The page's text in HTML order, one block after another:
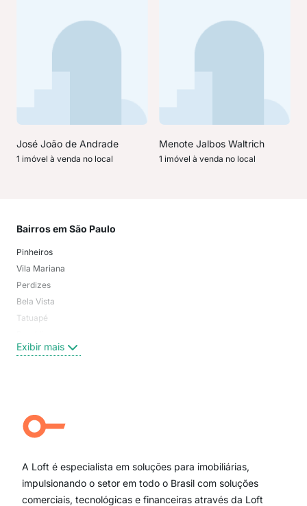
José João de Andrade
1 imóvel à venda no local
Menote Jalbos Waltrich
1 imóvel à venda no local
Bairros em São Paulo
Pinheiros
Vila Mariana
Perdizes
Bela Vista
Tatuapé
Centro
Campo Belo
Ipiranga
Paraíso
Itaim Bibi
Exibir mais
A Loft é especialista em soluções para imobiliárias,
impulsionando o setor em todo o Brasil com soluções
comerciais, tecnológicas e financeiras através da Loft